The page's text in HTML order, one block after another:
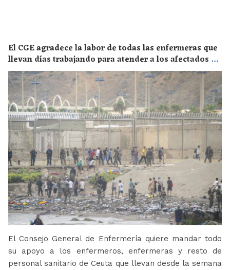
El CGE agradece la labor de todas las enfermeras que
llevan días trabajando para atender a los afectados de
la crisis migratoria de Ceuta
El Consejo General de Enfermería quiere mandar todo
su apoyo a los enfermeros, enfermeras y resto de
personal sanitario de Ceuta que llevan desde la semana